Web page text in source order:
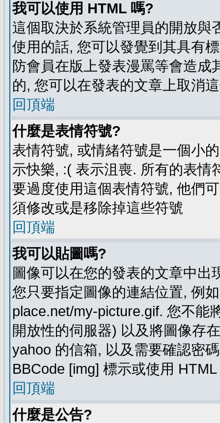
我可以使用 HTML 嗎?
這個取決於系統管理員的開放與
使用的話, 您可以發覺到其具有
防會員在版上發表漫罵等會造
的, 您可以在發表的文章上取消
回頂端
什麼是表情符號?
表情符號, 或情緒符號是一個小
示快樂, :( 表示沮喪. 所有的表情
要過度使用這個表情符號, 他們
須修改或是移除掉這些符號
回頂端
我可以貼圖嗎?
圖像可以在您的發表的文章中
您只要指定圖像的連結位置, 例
place.net/my-picture.gif. 您不能
開放性的伺服器) 以及將圖像存
yahoo 的信箱, 以及需要確認密
BBCode [img] 標示或使用
回頂端
什麼是公告?